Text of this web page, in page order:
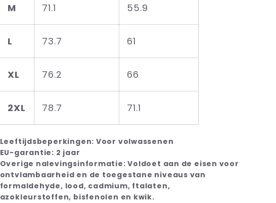
M 71.1 55.9
L 73.7 61
XL 76.2 66
2XL 78.7 71.1
Leeftijdsbeperkingen: Voor volwassenen
EU-garantie: 2 jaar
Overige nalevingsinformatie: Voldoet aan de eisen voor
ontvlambaarheid en de toegestane niveaus van
formaldehyde, lood, cadmium, ftalaten,
azokleurstoffen, bisfenolen en kwik.